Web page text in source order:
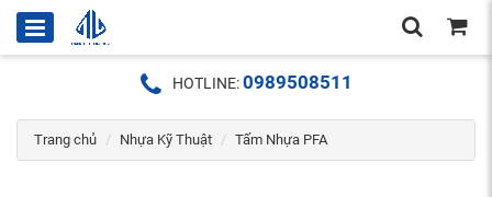
HOTLINE:0989508511
Trang chủ Nhựa Kỹ Thuật Tấm Nhựa PFA